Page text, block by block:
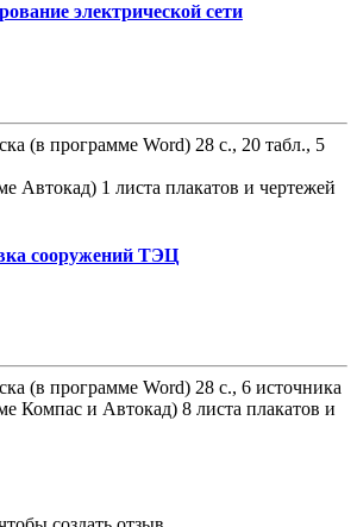
электрической сети
(в программе Word) 28 с., 20 табл., 5
Автокад) 1 листа плакатов и чертежей
сооружений ТЭЦ
(в программе Word) 28 с., 6 источника
Компас и Автокад) 8 листа плакатов и